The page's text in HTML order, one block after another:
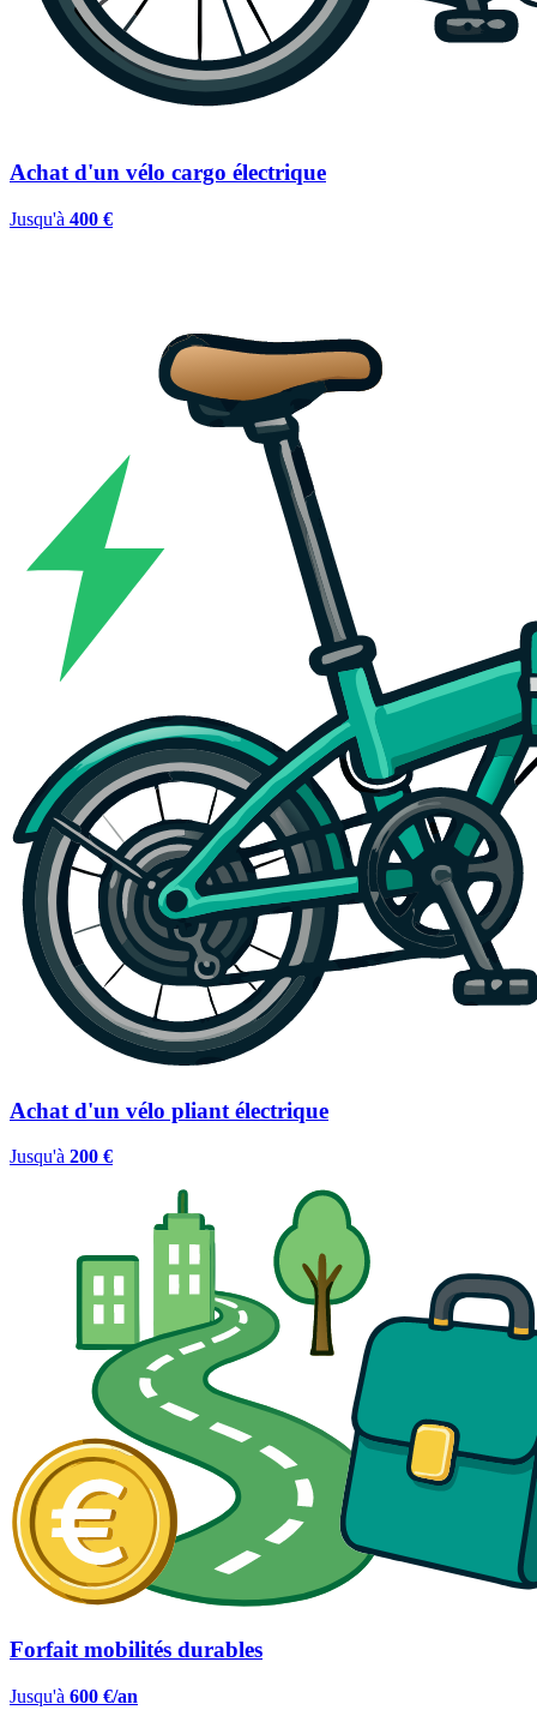
Achat d'un vélo cargo électrique
Jusqu'à 400 €
Achat d'un vélo pliant électrique
Jusqu'à 200 €
Forfait mobilités durables
Jusqu'à 600 €/an